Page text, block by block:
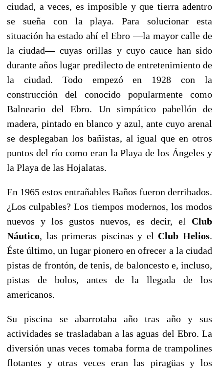
ciudad, a veces, es imposible y que tierra adentro
se sueña con la playa. Para solucionar esta
situación ha estado ahí el Ebro —la mayor calle de
la ciudad— cuyas orillas y cuyo cauce han sido
durante años lugar predilecto de entretenimiento de
la ciudad. Todo empezó en 1928 con la
construcción del conocido popularmente como
Balneario del Ebro. Un simpático pabellón de
madera, pintado en blanco y azul, ante cuyo arenal
se desplegaban los bañistas, al igual que en otros
puntos del río como eran la Playa de los Ángeles y
la Playa de las Hojalatas.
En 1965 estos entrañables Baños fueron derribados.
¿Los culpables? Los tiempos modernos, los modos
nuevos y los gustos nuevos, es decir, el Club
Náutico, las primeras piscinas y el Club Helios.
Éste último, un lugar pionero en ofrecer a la ciudad
pistas de frontón, de tenis, de baloncesto e, incluso,
pistas de bolos, antes de la llegada de los
americanos.
Su piscina se abarrotaba año tras año y sus
actividades se trasladaban a las aguas del Ebro. La
diversión unas veces tomaba forma de trampolines
flotantes y otras veces eran las piragüas y los